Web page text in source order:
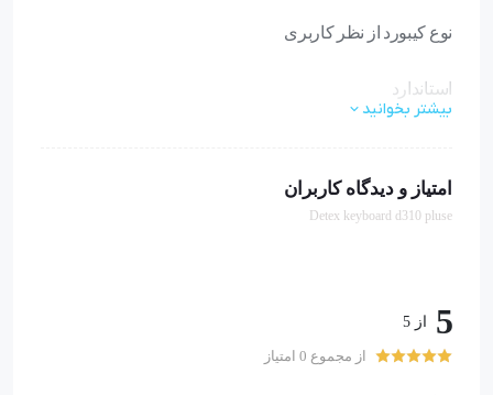
نوع کیبورد از نظر کاربری
استاندارد
ندارد
ندارد
تعداد کلیدها
بیشتر بخوانید
امتیاز و دیدگاه کاربران
Detex keyboard d310 pluse
5 از 5
از مجموع 0 امتیاز